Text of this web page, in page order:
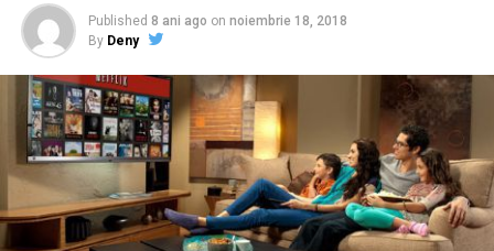
Published 8 ani ago on noiembrie 18, 2018
By Deny